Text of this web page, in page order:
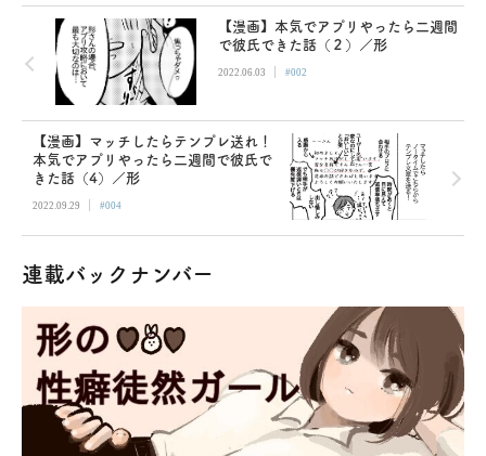
【漫画】本気でアプリやったら二週間
で彼氏できた話（２）／形
2022.06.03 | #002
【漫画】マッチしたらテンプレ送れ！
本気でアプリやったら二週間で彼氏で
きた話（4）／形
2022.09.29 | #004
連載バックナンバー